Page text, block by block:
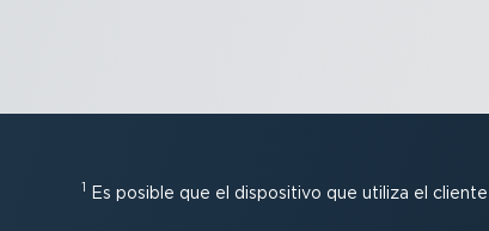
1 Es posible que el dispositivo que utiliza el